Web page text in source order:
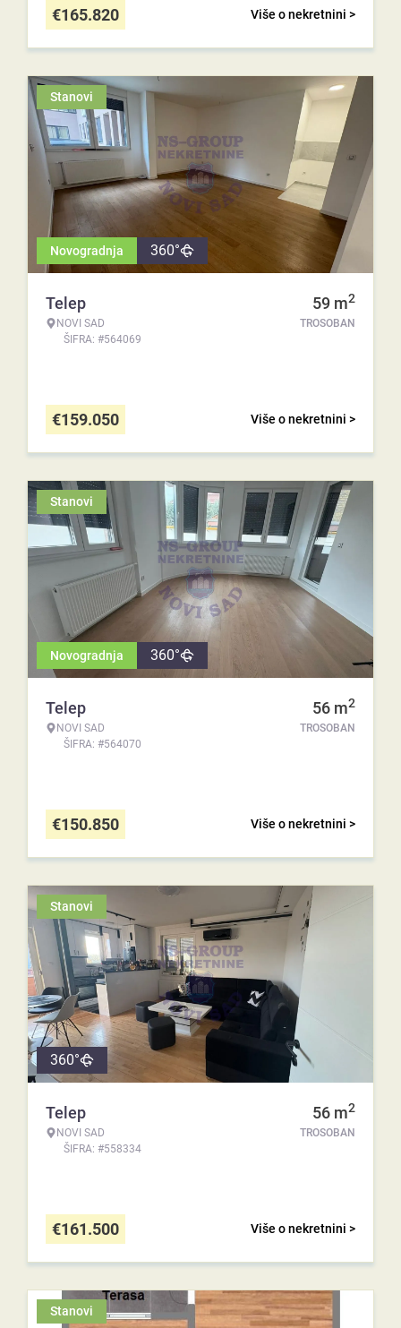
Više o nekretnini >
€165.820
Stanovi
Novogradnja 360°
Telep
NOVI SAD
ŠIFRA: #564069
59 m2
TROSOBAN
Više o nekretnini >
€159.050
Stanovi
Novogradnja 360°
Telep
NOVI SAD
ŠIFRA: #564070
56 m2
TROSOBAN
Više o nekretnini >
€150.850
Stanovi
360°
Telep
NOVI SAD
ŠIFRA: #558334
56 m2
TROSOBAN
Više o nekretnini >
€161.500
Stanovi